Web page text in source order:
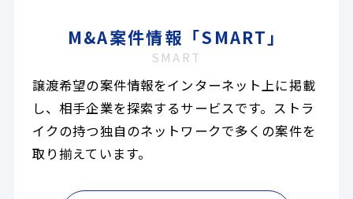
M&A案件情報「SMART」
SMART
譲渡希望の案件情報をインターネット上に掲載
し、相手企業を探索するサービスです。ストラ
イクの持つ独自のネットワークで多くの案件を
取り揃えています。